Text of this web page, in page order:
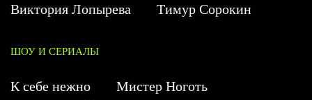
Виктория Лопырева
Тимур Сорокин
ШОУ И СЕРИАЛЫ
К себе нежно
Мистер Ноготь